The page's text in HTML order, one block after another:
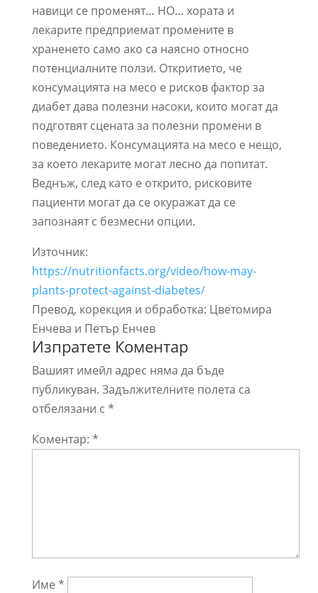
навици се променят… НО… хората и
лекарите предприемат промените в
храненето само ако са наясно относно
потенциалните ползи. Откритието, че
консумацията на месо е рисков фактор за
диабет дава полезни насоки, които могат да
подготвят сцената за полезни промени в
поведението. Консумацията на месо е нещо,
за което лекарите могат лесно да попитат.
Веднъж, след като е открито, рисковите
пациенти могат да се окуражат да се
запознаят с безмесни опции.
Източник:
https://nutritionfacts.org/video/how-may-
plants-protect-against-diabetes/
Превод, корекция и обработка: Цветомира
Енчева и Петър Енчев
Изпратете Коментар
Вашият имейл адрес няма да бъде
публикуван. Задължителните полета са
отбелязани с *
Коментар: *
Име *